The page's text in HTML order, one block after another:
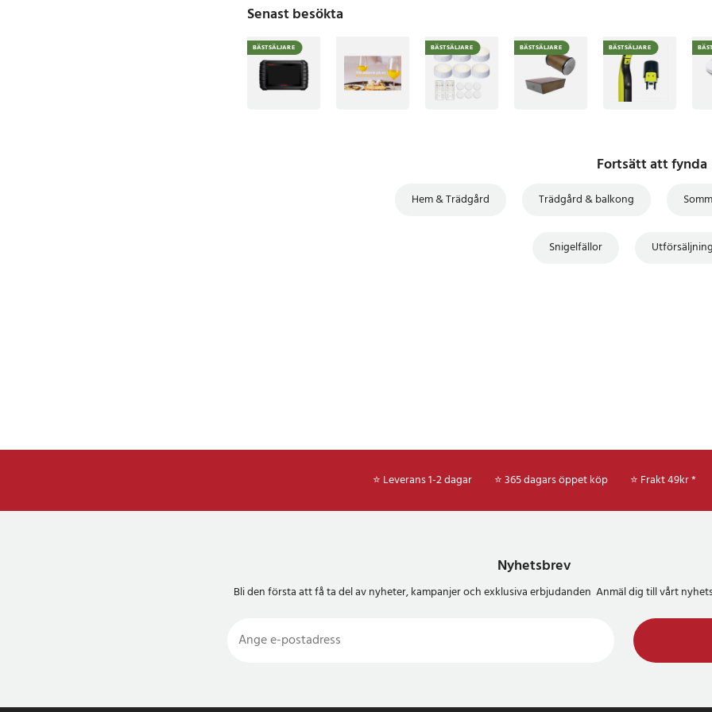
Senast besökta
BÄSTSÄLJARE BÄSTSÄLJARE BÄSTSÄLJARE BÄSTSÄLJARE
Fortsätt att fynda
Hem & Trädgård Trädgård & balkong
Snigelfällor
⭐ Leverans 1-2 dagar ⭐ 365 dagars öppet köp ⭐ Frakt 49kr *
Nyhetsbrev
Bli den första att få ta del av nyheter, kampanjer och exklusiva erbjudanden Anmäl dig till vårt